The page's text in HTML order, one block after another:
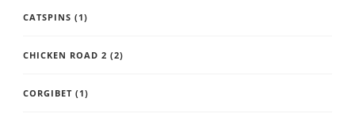
CATSPINS (1)
CHICKEN ROAD 2 (2)
CORGIBET (1)